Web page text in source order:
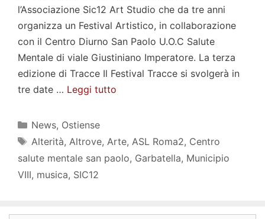
l’Associazione Sic12 Art Studio che da tre anni
organizza un Festival Artistico, in collaborazione
con il Centro Diurno San Paolo U.O.C Salute
Mentale di viale Giustiniano Imperatore. La terza
edizione di Tracce Il Festival Tracce si svolgerà in
tre date … Leggi tutto
Categorie
News, Ostiense
Tag
Alterità, Altrove, Arte, ASL Roma2, Centro
salute mentale san paolo, Garbatella, Municipio
VIII, musica, SIC12